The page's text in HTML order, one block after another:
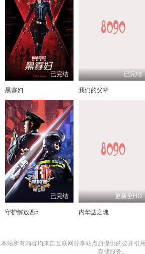
已完结
黑寡妇
已完结
我们的父辈
已完结
守护解放西5
更新至HD
内华达之瑰
本站所有内容均来自互联网分享站点所提供的公开引
存储服务。